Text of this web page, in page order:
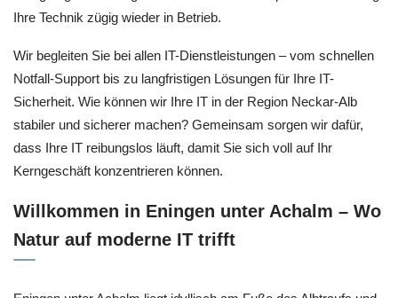
Ihre Technik zügig wieder in Betrieb.
Wir begleiten Sie bei allen IT-Dienstleistungen – vom schnellen
Notfall-Support bis zu langfristigen Lösungen für Ihre IT-
Sicherheit. Wie können wir Ihre IT in der Region Neckar-Alb
stabiler und sicherer machen? Gemeinsam sorgen wir dafür,
dass Ihre IT reibungslos läuft, damit Sie sich voll auf Ihr
Kerngeschäft konzentrieren können.
Willkommen in Eningen unter Achalm – Wo
Natur auf moderne IT trifft